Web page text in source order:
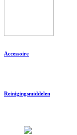
Accessoire
Reinigingsmiddelen